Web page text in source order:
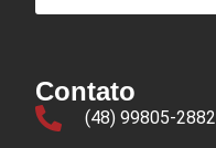
Contato
(48) 99805-2882